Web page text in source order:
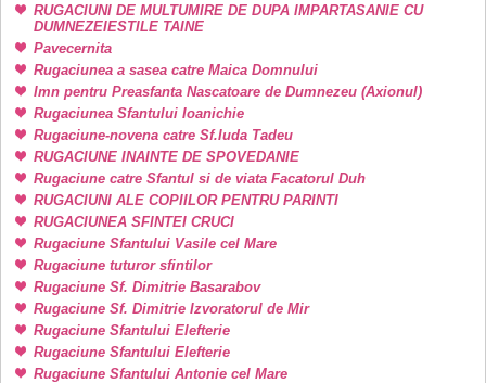
RUGACIUNI DE MULTUMIRE DE DUPA IMPARTASANIE CU
DUMNEZEIESTILE TAINE
Pavecernita
Rugaciunea a sasea catre Maica Domnului
Imn pentru Preasfanta Nascatoare de Dumnezeu (Axionul)
Rugaciunea Sfantului Ioanichie
Rugaciune-novena catre Sf.Iuda Tadeu
RUGACIUNE INAINTE DE SPOVEDANIE
Rugaciune catre Sfantul si de viata Facatorul Duh
RUGACIUNI ALE COPIILOR PENTRU PARINTI
RUGACIUNEA SFINTEI CRUCI
Rugaciune Sfantului Vasile cel Mare
Rugaciune tuturor sfintilor
Rugaciune Sf. Dimitrie Basarabov
Rugaciune Sf. Dimitrie Izvoratorul de Mir
Rugaciune Sfantului Elefterie
Rugaciune Sfantului Elefterie
Rugaciune Sfantului Antonie cel Mare